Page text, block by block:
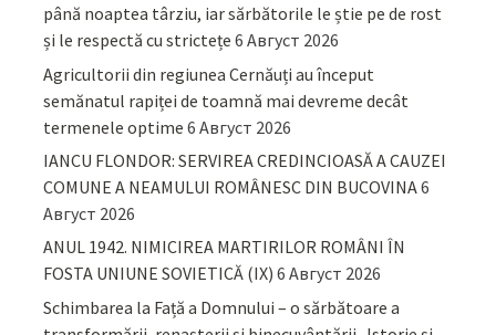
până noaptea târziu, iar sărbătorile le știe pe de rost
și le respectă cu strictețe 6 Август 2026
Agricultorii din regiunea Cernăuți au început
semănatul rapiței de toamnă mai devreme decât
termenele optime 6 Август 2026
IANCU FLONDOR: SERVIREA CREDINCIOASĂ A CAUZEI
COMUNE A NEAMULUI ROMÂNESC DIN BUCOVINA6
Август 2026
ANUL 1942. NIMICIREA MARTIRILOR ROMÂNI ÎN
FOSTA UNIUNE SOVIETICĂ (IX) 6 Август 2026
Schimbarea la Față a Domnului – o sărbătoare a